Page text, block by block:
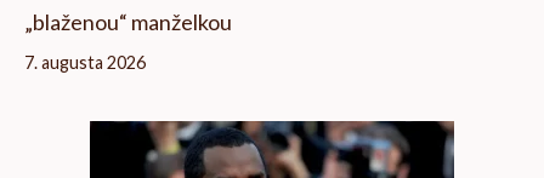
„blaženou“ manželkou
7. augusta 2026